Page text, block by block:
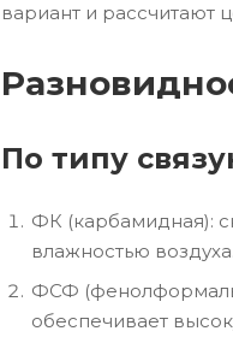
вариант и рассчитают
По типу
ФК (карбамидная):
влажностью воздуха.
ФСФ
обеспечивает